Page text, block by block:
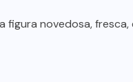
figura novedosa,